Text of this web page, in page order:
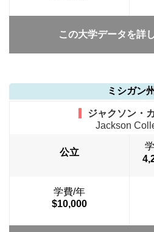
この大学データを詳
ミシガン州
ジャクソン・
Jackson
公立
学費/年
$10,000